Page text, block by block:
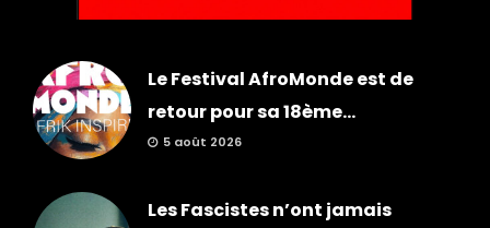
Le Festival AfroMonde est de
retour pour sa 18ème...
5 août 2026
Les Fascistes n’ont jamais